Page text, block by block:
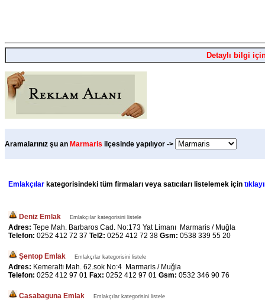
Detaylı bilgi
Aramalarınız şu an Marmaris ilçesinde yapılıyor ->
Emlakçılar kategorisindeki tüm firmaları veya satıcıları listelemek için
Deniz Emlak Emlakçılar kategorisini listele
Adres: Tepe Mah. Barbaros Cad. No:173 Yat Limanı Marmaris / Muğla
Telefon: 0252 412 72 37 Tel2: 0252 412 72 38 Gsm: 0538 339 55 20
Şentop Emlak Emlakçılar kategorisini listele
Adres: Kemeraltı Mah. 62.sok No:4 Marmaris / Muğla
Telefon: 0252 412 97 01 Fax: 0252 412 97 01 Gsm: 0532 346 90 76
Casabaguna Emlak Emlakçılar kategorisini listele